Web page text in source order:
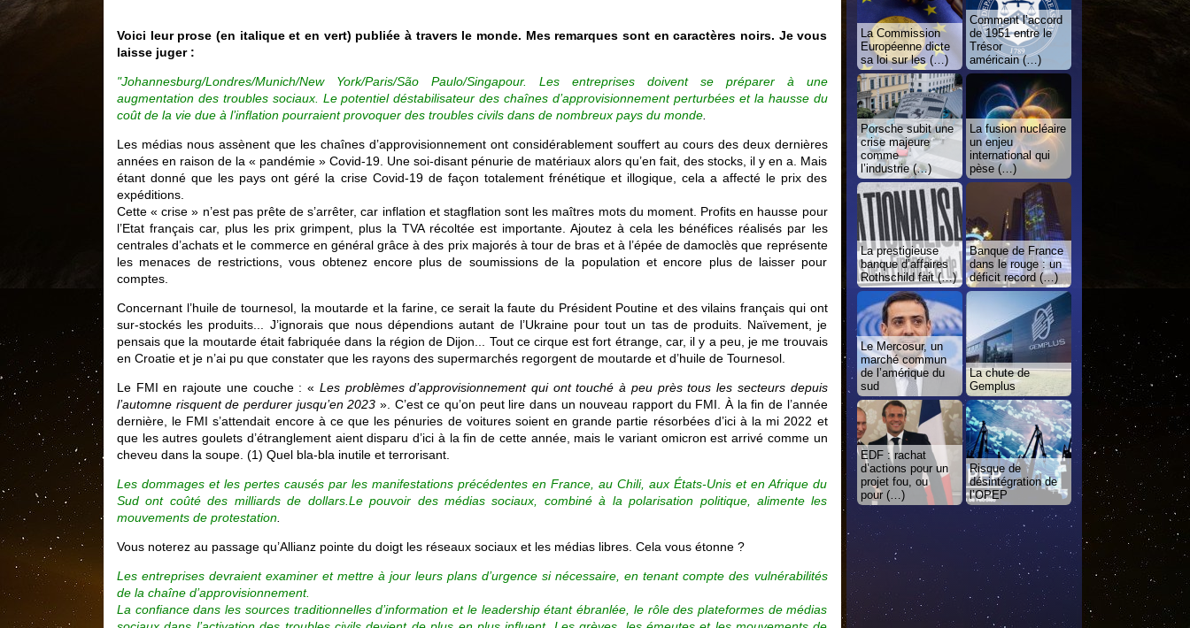
Voici leur prose (en italique et en vert) publiée à travers le monde. Mes remarques sont en caractères noirs. Je vous
laisse juger :
"Johannesburg/Londres/Munich/New York/Paris/São Paulo/Singapour. Les entreprises doivent se préparer à une
augmentation des troubles sociaux. Le potentiel déstabilisateur des chaînes d’approvisionnement perturbées et la hausse du
coût de la vie due à l’inflation pourraient provoquer des troubles civils dans de nombreux pays du monde
Les médias nous assènent que les chaînes d’approvisionnement ont considérablement souffert au cours des deux dernières
années en raison de la « pandémie » Covid-19. Une soi-disant pénurie de matériaux alors qu’en fait, des stocks, il y en a. Mais
étant donné que les pays ont géré la crise Covid-19 de façon totalement frénétique et illogique, cela a affecté le prix des
expéditions.
Cette « crise » n’est pas prête de s’arrêter, car inflation et stagflation sont les maîtres mots du moment. Profits en hausse pour
l’Etat français car, plus les prix grimpent, plus la TVA récoltée est importante. Ajoutez à cela les bénéfices réalisés par les
centrales d’achats et le commerce en général grâce à des prix majorés à tour de bras et à l’épée de damoclès que représente
les menaces de restrictions, vous obtenez encore plus de soumissions de la population et encore plus de laisser pour
comptes.
Concernant l’huile de tournesol, la moutarde et la farine, ce serait la faute du Président Poutine et des vilains français qui ont
sur-stockés les produits... J’ignorais que nous dépendions autant de l’Ukraine pour tout un tas de produits. Naïvement, je
pensais que la moutarde était fabriquée dans la région de Dijon... Tout ce cirque est fort étrange, car, il y a peu, je me trouvais
en Croatie et je n’ai pu que constater que les rayons des supermarchés regorgent de moutarde et d’huile de Tournesol.
Le FMI en rajoute une couche : « Les problèmes d’approvisionnement qui ont touché à peu près tous les secteurs depuis
l’automne risquent de perdurer jusqu’en 2023 ». C’est ce qu’on peut lire dans un nouveau rapport du FMI. À la fin de l’année
dernière, le FMI s’attendait encore à ce que les pénuries de voitures soient en grande partie résorbées d’ici à la mi 2022 et
que les autres goulets d’étranglement aient disparu d’ici à la fin de cette année, mais le variant omicron est arrivé comme un
cheveu dans la soupe. (1) Quel bla-bla inutile et terrorisant.
Les dommages et les pertes causés par les manifestations précédentes en France, au Chili, aux États-Unis et en Afrique du
Sud ont coûté des milliards de dollars.Le pouvoir des médias sociaux, combiné à la polarisation politique, alimente les
mouvements de protestation.
Vous noterez au passage qu’Allianz pointe du doigt les réseaux sociaux et les médias libres. Cela vous étonne ?
Les entreprises devraient examiner et mettre à jour leurs plans d’urgence si nécessaire, en tenant compte des vulnérabilités
de la chaîne d’approvisionnement.
La confiance dans les sources traditionnelles d’information et le leadership étant ébranlée, le rôle des plateformes de médias
La Commission
Européenne dicte
sa loi sur les (…)
Comment l’accord
de 1951 entre le
Trésor
américain (…)
Porsche subit une
crise majeure
comme
l’industrie (…)
La fusion nucléaire
un enjeu
international qui
pèse (…)
La prestigieuse
banque d’affaires
Rothschild fait (…)
Banque de France
dans le rouge : un
déficit record (…)
Le Mercosur, un
marché commun
de l’amérique du
sud
La chute de
Gemplus
EDF : rachat
d’actions pour un
projet fou, ou
pour (…)
Risque de
désintégration de
l’OPEP